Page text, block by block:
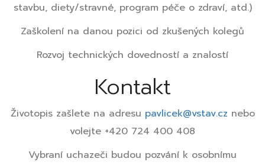
stavbu, diety/stravné, program péče o zdraví, atd.)
Zaškolení na danou pozici od zkušených kolegů
Rozvoj technických dovedností a znalostí
Kontakt
Životopis zašlete na adresu pavlicek@vstav.cz nebo
volejte +420 724 400 408
Vybraní uchazeči budou pozvání k osobnímu